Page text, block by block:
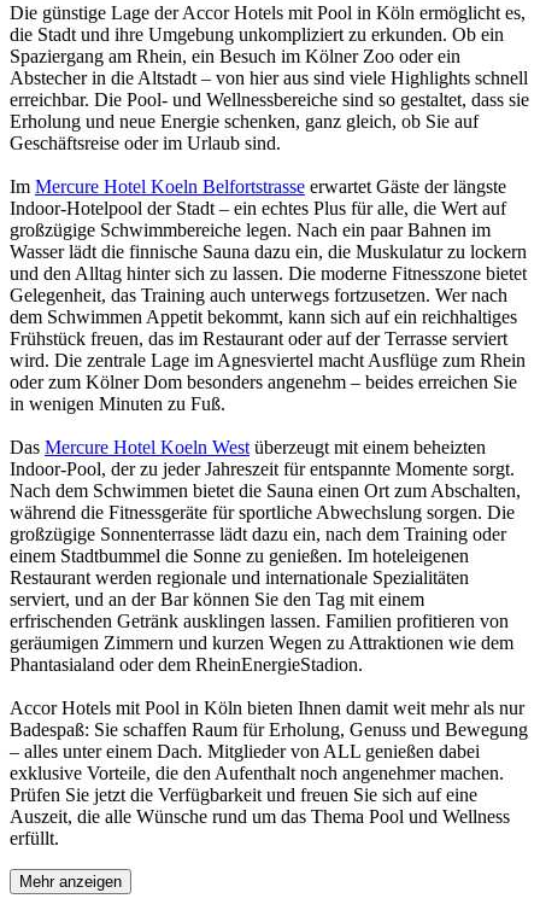
Die günstige Lage der Accor Hotels mit Pool in Köln ermöglicht es,
die Stadt und ihre Umgebung unkompliziert zu erkunden. Ob ein
Spaziergang am Rhein, ein Besuch im Kölner Zoo oder ein
Abstecher in die Altstadt – von hier aus sind viele Highlights schnell
erreichbar. Die Pool- und Wellnessbereiche sind so gestaltet, dass sie
Erholung und neue Energie schenken, ganz gleich, ob Sie auf
Geschäftsreise oder im Urlaub sind.
Im Mercure Hotel Koeln Belfortstrasse erwartet Gäste der längste
Indoor-Hotelpool der Stadt – ein echtes Plus für alle, die Wert auf
großzügige Schwimmbereiche legen. Nach ein paar Bahnen im
Wasser lädt die finnische Sauna dazu ein, die Muskulatur zu lockern
und den Alltag hinter sich zu lassen. Die moderne Fitnesszone bietet
Gelegenheit, das Training auch unterwegs fortzusetzen. Wer nach
dem Schwimmen Appetit bekommt, kann sich auf ein reichhaltiges
Frühstück freuen, das im Restaurant oder auf der Terrasse serviert
wird. Die zentrale Lage im Agnesviertel macht Ausflüge zum Rhein
oder zum Kölner Dom besonders angenehm – beides erreichen Sie
in wenigen Minuten zu Fuß.
Das Mercure Hotel Koeln West überzeugt mit einem beheizten
Indoor-Pool, der zu jeder Jahreszeit für entspannte Momente sorgt.
Nach dem Schwimmen bietet die Sauna einen Ort zum Abschalten,
während die Fitnessgeräte für sportliche Abwechslung sorgen. Die
großzügige Sonnenterrasse lädt dazu ein, nach dem Training oder
einem Stadtbummel die Sonne zu genießen. Im hoteleigenen
Restaurant werden regionale und internationale Spezialitäten
serviert, und an der Bar können Sie den Tag mit einem
erfrischenden Getränk ausklingen lassen. Familien profitieren von
geräumigen Zimmern und kurzen Wegen zu Attraktionen wie dem
Phantasialand oder dem RheinEnergieStadion.
Accor Hotels mit Pool in Köln bieten Ihnen damit weit mehr als nur
Badespaß: Sie schaffen Raum für Erholung, Genuss und Bewegung
– alles unter einem Dach. Mitglieder von ALL genießen dabei
exklusive Vorteile, die den Aufenthalt noch angenehmer machen.
Prüfen Sie jetzt die Verfügbarkeit und freuen Sie sich auf eine
Auszeit, die alle Wünsche rund um das Thema Pool und Wellness
erfüllt.
Mehr anzeigen